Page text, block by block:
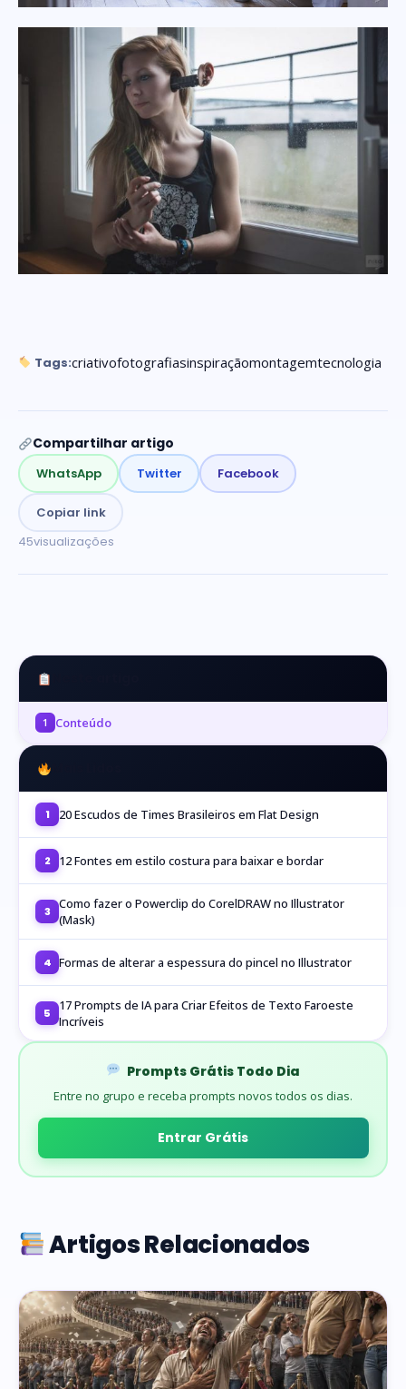
Tags:criativofotografiasinspiraçãomontagemtecnologia
Compartilhar artigo
WhatsApp Twitter Facebook
Copiar link
45visualizações
1 Conteúdo
1 20 Escudos de Times Brasileiros em Flat Design
2 12 Fontes em estilo costura para baixar e bordar
3 Como fazer o Powerclip do CorelDRAW no Illustrator
(Mask)
4 Formas de alterar a espessura do pincel no Illustrator
5
17 Prompts de IA para Criar Efeitos de Texto Faroeste
Incríveis
Prompts Grátis Todo Dia
Entre no grupo e receba prompts novos todos os dias.
Entrar Grátis
Artigos Relacionados